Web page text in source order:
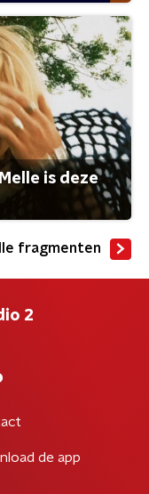
is deze
fragmenten
2
de app